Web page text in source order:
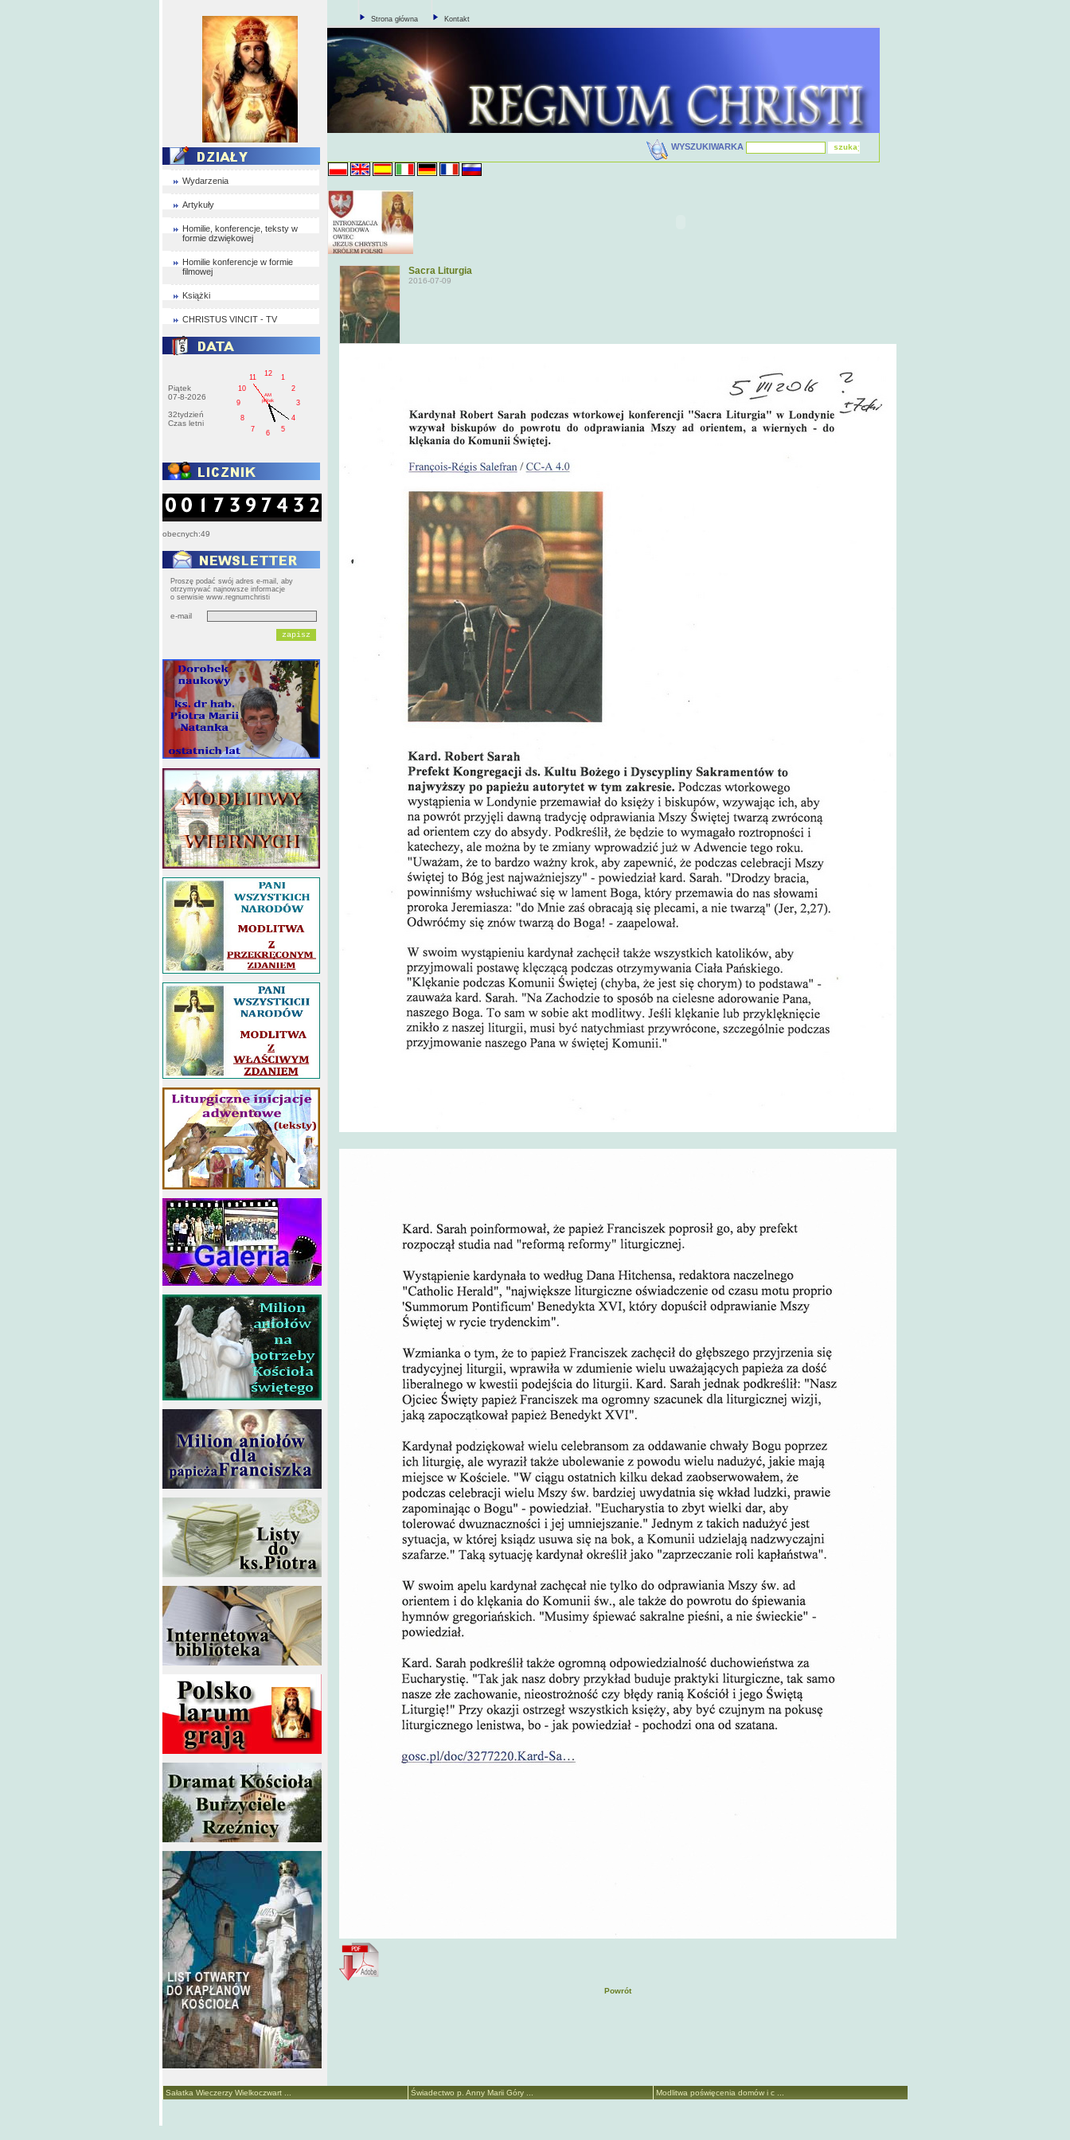
Wydarzenia
Artykuły
Homilie, konferencje, teksty w
formie dzwiękowej
Homilie konferencje w formie
filmowej
Książki
CHRISTUS VINCIT - TV
Piątek
07-8-2026
32tydzień
Czas letni
1
2
3
4
5
6
7
8
9
10
11
12
AM
pištek
obecnych:49
Proszę podać swój adres e-mail, aby
otrzymywać najnowsze informacje
o serwisie www.regnumchristi
e-mail
Strona główna Kontakt
WYSZUKIWARKA
Sacra Liturgia
2016-07-09
Powrót
Sałatka Wieczerzy Wielkoczwart ... Świadectwo p. Anny Marii Góry ... Modlitwa poświęcenia domów i c ...